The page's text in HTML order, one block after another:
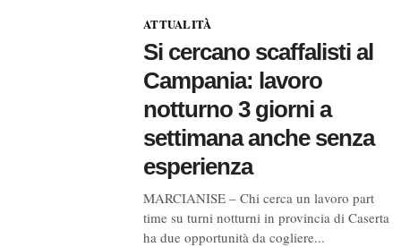
ATTUALITÀ
Si cercano scaffalisti al
Campania: lavoro
notturno 3 giorni a
settimana anche senza
esperienza
MARCIANISE – Chi cerca un lavoro part
time su turni notturni in provincia di Caserta
ha due opportunità da cogliere...